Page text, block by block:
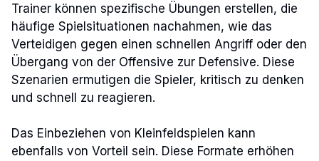
Trainer können spezifische Übungen erstellen, die
häufige Spielsituationen nachahmen, wie das
Verteidigen gegen einen schnellen Angriff oder den
Übergang von der Offensive zur Defensive. Diese
Szenarien ermutigen die Spieler, kritisch zu denken
und schnell zu reagieren.
Das Einbeziehen von Kleinfeldspielen kann
ebenfalls von Vorteil sein. Diese Formate erhöhen